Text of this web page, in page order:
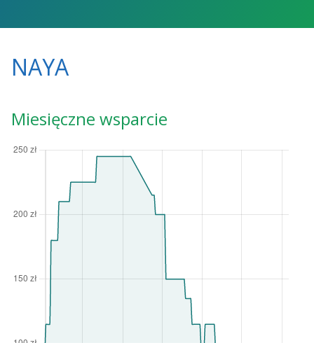
NAYA
Miesięczne wsparcie